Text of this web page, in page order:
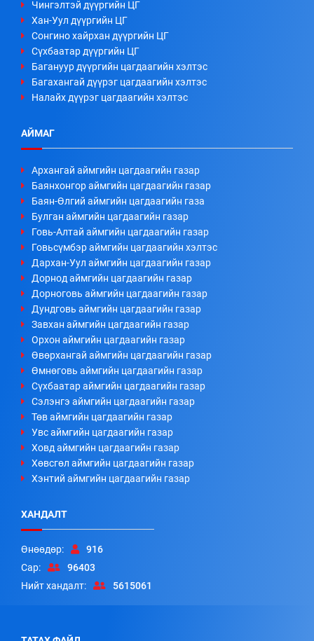
Чингэлтэй дүүргийн ЦГ
Хан-Уул дүүргийн ЦГ
Сонгино хайрхан дүүргийн ЦГ
Сүхбаатар дүүргийн ЦГ
Багануур дүүргийн цагдаагийн хэлтэс
Багахангай дүүрэг цагдаагийн хэлтэс
Налайх дүүрэг цагдаагийн хэлтэс
АЙМАГ
Архангай аймгийн цагдаагийн газар
Баянхонгор аймгийн цагдаагийн газар
Баян-Өлгий аймгийн цагдаагийн газа
Булган аймгийн цагдаагийн газар
Говь-Алтай аймгийн цагдаагийн газар
Говьсүмбэр аймгийн цагдаагийн хэлтэс
Дархан-Уул аймгийн цагдаагийн газар
Дорнод аймгийн цагдаагийн газар
Дорноговь аймгийн цагдаагийн газар
Дундговь аймгийн цагдаагийн газар
Завхан аймгийн цагдаагийн газар
Орхон аймгийн цагдаагийн газар
Өвөрхангай аймгийн цагдаагийн газар
Өмнөговь аймгийн цагдаагийн газар
Сүхбаатар аймгийн цагдаагийн газар
Сэлэнгэ аймгийн цагдаагийн газар
Төв аймгийн цагдаагийн газар
Увс аймгийн цагдаагийн газар
Ховд аймгийн цагдаагийн газар
Хөвсгөл аймгийн цагдаагийн газар
Хэнтий аймгийн цагдаагийн газар
ХАНДАЛТ
Өнөөдөр:
916
Сар:
96403
Нийт хандалт:
5615061